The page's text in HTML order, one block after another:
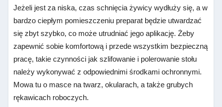
Jeżeli jest za niska, czas schnięcia żywicy wydłuży się, a w
bardzo ciepłym pomieszczeniu preparat będzie utwardzać
się zbyt szybko, co może utrudniać jego aplikację. Żeby
zapewnić sobie komfortową i przede wszystkim bezpieczną
pracę, takie czynności jak szlifowanie i polerowanie stołu
należy wykonywać z odpowiednimi środkami ochronnymi.
Mowa tu o masce na twarz, okularach, a także grubych
rękawicach roboczych.